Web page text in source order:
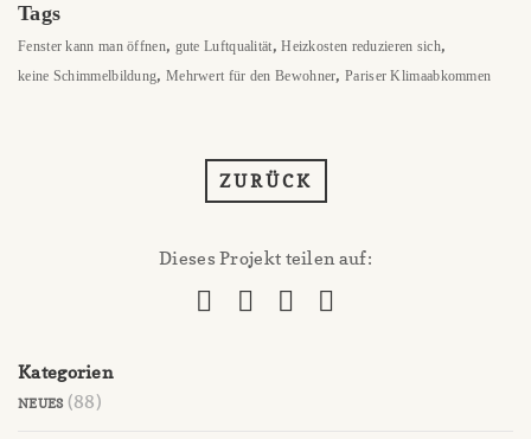
Tags
Fenster kann man öffnen, gute Luftqualität,Heizkosten reduzieren sich,
keine Schimmelbildung, Mehrwert für den Bewohner,Pariser Klimaabkommen
ZURÜCK
Dieses Projekt teilen auf:
Kategorien
NEUES(88)